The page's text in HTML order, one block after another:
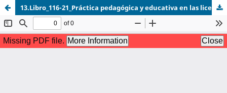
13.Libro_116-21_Práctica pedagógica y educativa en las licenciaturas en el área de Tecnología-145-154.pdf